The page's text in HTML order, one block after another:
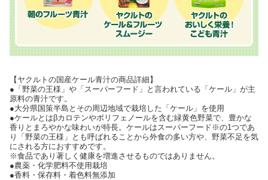
【ヤクルトの国産ケール青汁の商品詳細】
●「野菜の王様」や「スーパーフード」と言われている「ケール」が主
原料の青汁です。
●大分県国策半島とその周辺地域で栽培した「ケール」を使用
●ケールとはβカロテンやポリフェノールを含む緑黄色野菜で、豊かな
香りとまろやかな味わいが特長。ケールはスーパーフード※の1つであ
り「野菜の王様」とも呼ばれることから外食の多い方や、野菜不足を気
にされる方におすすめです。
※食品であり著しく健康を増進させるものではありません。
●農薬・化学肥料不使用栽培
●香料・保存料・着色料無添加